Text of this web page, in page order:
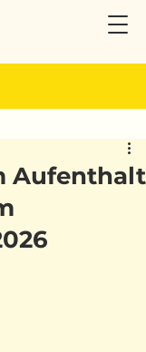
Aufenthalt